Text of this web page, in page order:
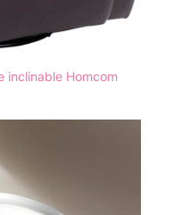
inclinable Homcom